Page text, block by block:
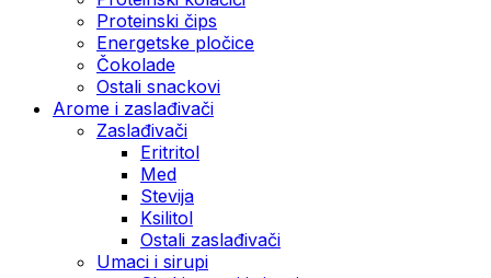
Proteinski čips
Energetske pločice
Čokolade
Ostali snackovi
Arome i zaslađivači
Zaslađivači
Eritritol
Med
Stevija
Ksilitol
Ostali zaslađivači
Umaci i sirupi